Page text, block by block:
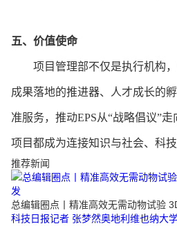
五、 价值使命
项目管理部不仅是执行机构
成果落地的推进器、人才成长的
准服务，推动EPS从“战略倡议”
项目都成为连接知识与社会、科
推荐新闻
总编辑圈点丨精准高效无需动物试验
科技日报记者 张梦然奥地利维也纳大